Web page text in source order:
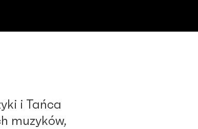
i Tańca
muzyków,